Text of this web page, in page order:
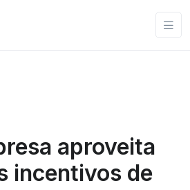
aproveita
incentivos de